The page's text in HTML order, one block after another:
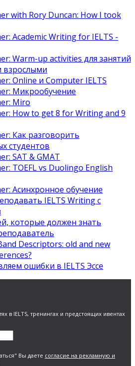
with Rory Duncan: How I took
Academic Writing for IELTS -
Warm-up activities для занятий
взрослыми
Online и Computer IELTS
Микрообучение
Miro
How to get 8 for Writing and 9
Как разговорить
студентов
SAT & GMAT
TOEFL vs Duolingo English
Асинхронное обучение
IELTS Writing с
которые должен знать
Descriptors: old and new
ошибки в IELTS Эссе
в IELTS, тренингах и предстоящих ивентах
Вы даете согласие на рекламную и